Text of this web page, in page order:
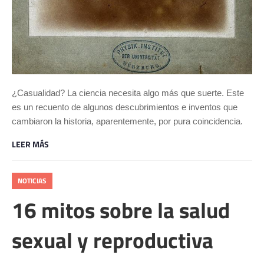
¿Casualidad? La ciencia necesita algo más que suerte. Este
es un recuento de algunos descubrimientos e inventos que
cambiaron la historia, aparentemente, por pura coincidencia.
LEER MÁS
NOTICIAS
16 mitos sobre la salud
sexual y reproductiva